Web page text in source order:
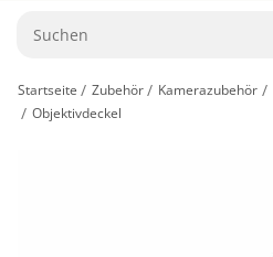
Startseite Zubehör Kamerazubehör
Objektivdeckel